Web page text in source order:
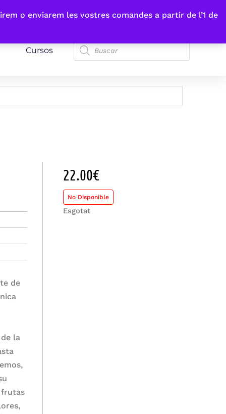
o enviarem les vostres comandes a partir de l’1 de
Cursos
de
la
frutas
22.00€
No Disponible
Esgotat